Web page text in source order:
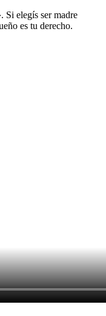
Si elegís ser madre
es tu derecho.